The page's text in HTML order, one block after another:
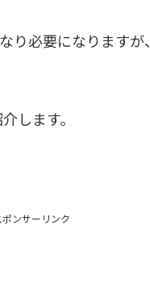
り必要になりますが、
します。
ポンサーリンク